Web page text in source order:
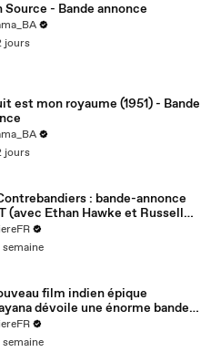
Source - Bande annonce
jours
est mon royaume (1951) - Bande
jours
: bande-annonce
(avec Ethan Hawke et Russell
semaine
film indien épique
dévoile une énorme bande-
(VOST)
semaine